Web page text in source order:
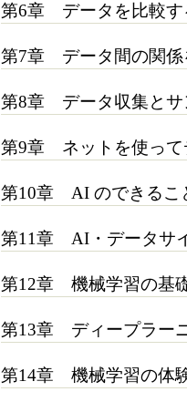
第6章 データを比較す
第7章 データ間の関係
第8章 データ収集とサ
第9章 ネットを使って
第10章 AI のできるこ
第11章 AI・データサ
第12章 機械学習の基
第13章 ディープラー
第14章 機械学習の体